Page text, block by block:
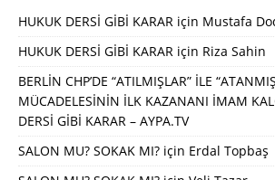
HUKUK DERSİ GİBİ KARAR için Mustafa
HUKUK DERSİ GİBİ KARAR için Riza Sahin
BERLİN CHP’DE “ATILMIŞLAR” İLE
MÜCADELESİNİN İLK KAZANANI İMAM
DERSİ GİBİ KARAR – AYPA.TV
SALON MU? SOKAK MI? için Erdal Topbaş